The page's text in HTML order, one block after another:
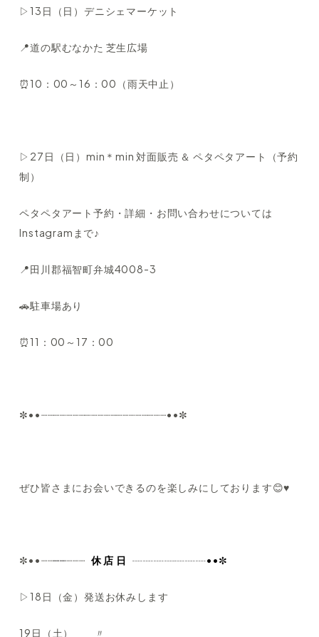
▷13日（日）デニシェマーケット
📍道の駅むなかた 芝生広場
⏰10：00～16：00（雨天中止）
▷27日（日）min＊min 対面販売 ＆ ペタペタアート（予約
制）
ペタペタアート予約・詳細・お問い合わせについては
Instagramまで♪
📍田川郡福智町弁城4008-3
🚗駐車場あり
⏰11：00～17：00
✼••┈┈┈┈┈┈┈┈┈┈┈┈┈┈┈┈┈┈┈┈••✼
ぜひ皆さまにお会いできるのを楽しみにしております😊♥
✼••┈┈┈┈┈┈┈ 休 店 日┈┈┈┈┈┈┈••✼
▷18日（金）発送お休みします
19日（土） 〃